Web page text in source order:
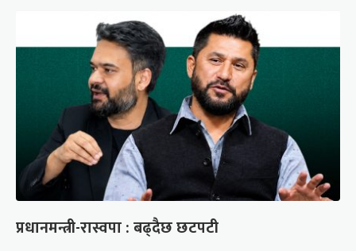
प्रधानमन्त्री-रास्वपा : बढ्दैछ छटपटी